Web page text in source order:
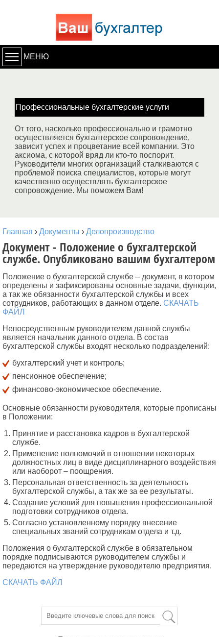
МЕНЮ
Профессиональные бухгалтерские услуги
От того, насколько профессионально и грамотно
осуществляется бухгалтерское сопровождение,
зависит успех и процветание всей компании. Это
аксиома, с которой вряд ли кто-то поспорит.
Руководители многих организаций сталкиваются с
проблемой поиска специалистов, которые могут
качественно осуществлять бухгалтерское
сопровождение. Мы поможем Вам!
Главная › Документы › Делопроизводство
Документ - Положение о бухгалтерской
службе. Опубликовано вашим бухгалтером
Положение о бухгалтерской службе – документ, в котором
определены и зафиксированы основные задачи, функции,
а так же обязанности бухгалтерской службы и всех
сотрудников, работающих в данном отделе. СКАЧАТЬ
ФАЙЛ
Непосредственным руководителем данной службы
является начальник данного отдела. В состав
бухгалтерской службы входят несколько подразделений:
бухгалтерский учет и контроль;
пенсионное обеспечение;
финансово-экономическое обеспечение.
Основные обязанности руководителя, которые прописаны
в Положении:
Принятие и расстановка кадров в бухгалтерской
службе.
Применение полномочий в отношении некоторых
должностных лиц в виде дисциплинарного воздействия
или наоборот – поощрения.
Персональная ответственность за деятельность
бухгалтерской службы, а так же за ее результаты.
Создание условий для повышения профессиональной
подготовки сотрудников отдела.
Согласно установленному порядку внесение
специальных званий сотрудникам отдела и т.д.
Положения о бухгалтерской службе в обязательном
порядке подписываются руководителем службы и
передаются на утверждение руководителю предприятия.
СКАЧАТЬ ФАЙЛ